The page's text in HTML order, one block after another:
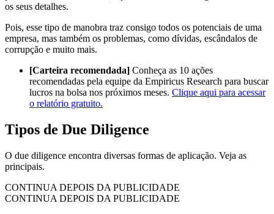
os seus detalhes.
Pois, esse tipo de manobra traz consigo todos os potenciais de uma
empresa, mas também os problemas, como dívidas, escândalos de
corrupção e muito mais.
[Carteira recomendada] Conheça as 10 ações
recomendadas pela equipe da Empiricus Research para buscar
lucros na bolsa nos próximos meses. Clique aqui para acessar
o relatório gratuito.
Tipos de Due Diligence
O due diligence encontra diversas formas de aplicação. Veja as
principais.
CONTINUA DEPOIS DA PUBLICIDADE
CONTINUA DEPOIS DA PUBLICIDADE